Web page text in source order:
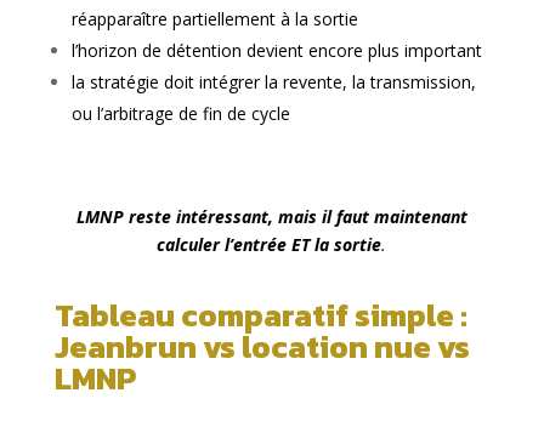
réapparaître partiellement à la sortie
l’horizon de détention devient encore plus important
la stratégie doit intégrer la revente, la transmission,
ou l’arbitrage de fin de cycle
LMNP reste intéressant, mais il faut maintenant
calculer l’entrée ET la sortie.
Tableau comparatif simple :
Jeanbrun vs location nue vs
LMNP